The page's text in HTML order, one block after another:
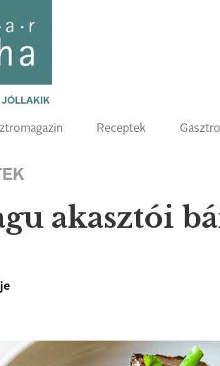
JÓLLAKIK
Receptek
akasztói